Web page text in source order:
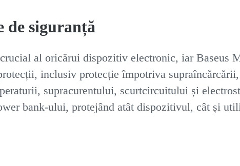
siguranță
al oricărui dispozitiv electronic, iar Baseus
inclusiv protecție împotriva
supracurentului, scurtcircuitului și
bank-ului, protejând atât dispozitivul, cât și